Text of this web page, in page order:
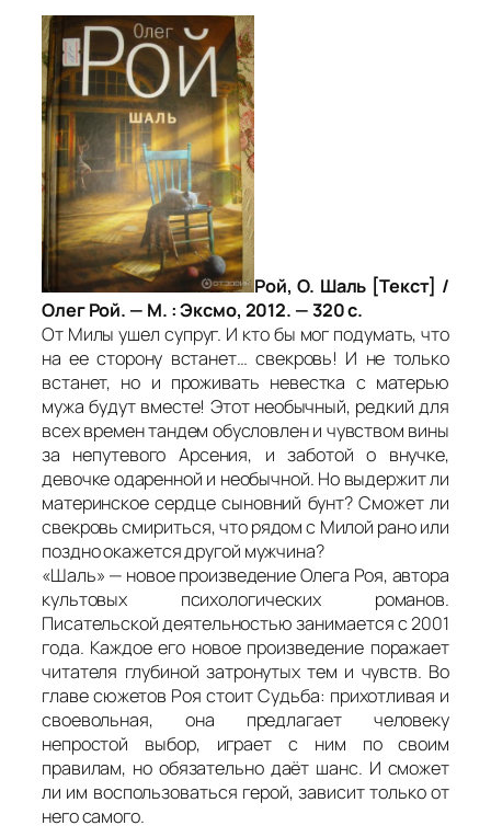
Рой, О. Шаль [Текст] /
Олег Рой. — М. : Эксмо, 2012. — 320 с.
От Милы ушел супруг. И кто бы мог подумать, что
на ее сторону встанет… свекровь! И не только
встанет, но и проживать невестка с матерью
мужа будут вместе! Этот необычный, редкий для
всех времен тандем обусловлен и чувством вины
за непутевого Арсения, и заботой о внучке,
девочке одаренной и необычной. Но выдержит ли
материнское сердце сыновний бунт? Сможет ли
свекровь смириться, что рядом с Милой рано или
поздно окажется другой мужчина?
«Шаль» — новое произведение Олега Роя, автора
культовых психологических романов.
Писательской деятельностью занимается с 2001
года. Каждое его новое произведение поражает
читателя глубиной затронутых тем и чувств. Во
главе сюжетов Роя стоит Судьба: прихотливая и
своевольная, она предлагает человеку
непростой выбор, играет с ним по своим
правилам, но обязательно даёт шанс. И сможет
ли им воспользоваться герой, зависит только от
него самого.